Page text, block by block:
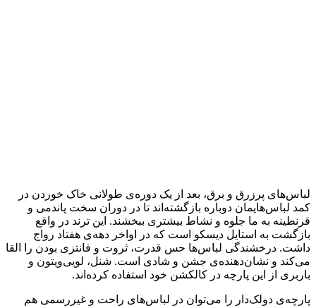
لباس‌های پرزرق و برق، بعد از یک دوره‌ی طولانی خاک خوردن در
کمد لباس‌هایمان دوباره بازگشته‌اند تا در دوران سخت پاندمی و
قرنطینه به ما جلوه و نشاط بیشتری ببخشند. این ترند در واقع
بازگشت به استایل دیسکو است که در اواخر دهه‌ی هفتاد رواج
داشت. درخشندگی لباس‌ها حس قدرت، ثروت و فانتزی بودن را القا
می‌کند و نشان‌دهنده‌ی جشن و شادی است. شنل، لویی‌ویتون و
باربری از این پارچه در کالکشن خود استفاده کرده‌اند.
پارچه‌ی دولک‌دار را می‌توان در لباس‌های راحت و غیررسمی هم